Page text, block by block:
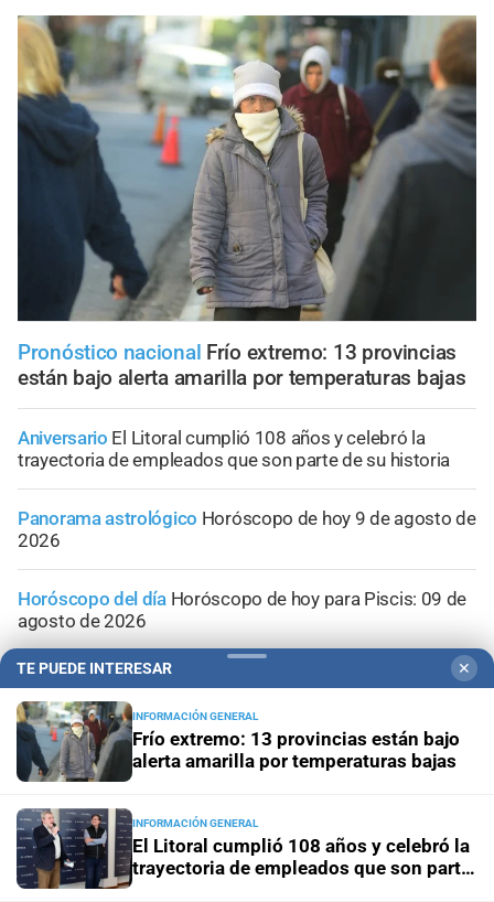
Pronóstico nacional Frío extremo: 13 provincias
están bajo alerta amarilla por temperaturas bajas
Aniversario El Litoral cumplió 108 años y celebró la
trayectoria de empleados que son parte de su historia
Panorama astrológico Horóscopo de hoy 9 de agosto de
2026
Horóscopo del día Horóscopo de hoy para Piscis: 09 de
agosto de 2026
Horóscopo del día Horóscopo de hoy para Acuario: 09
de agosto de 2026
TE PUEDE INTERESAR ✕
INFORMACIÓN GENERAL
Frío extremo: 13 provincias están bajo
alerta amarilla por temperaturas bajas
INFORMACIÓN GENERAL
El Litoral cumplió 108 años y celebró la
trayectoria de empleados que son parte